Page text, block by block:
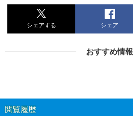
シェアする シェア
おすすめ情報
閲覧履歴